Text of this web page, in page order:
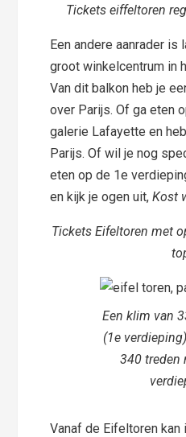
Tickets eiffeltoren
Een andere aanrader is
groot winkelcentrum in
Van dit balkon heb je
over Parijs. Of ga eten
galerie Lafayette en
Parijs. Of wil je nog
eten op de 1e
en kijk je ogen uit,Kost
Tickets Eifeltoren met
Een klim van
(1e
340 treden
Vanaf de Eifeltoren kan